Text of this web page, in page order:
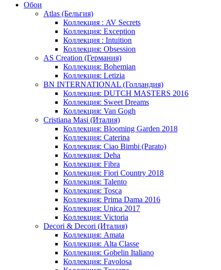
Обои
Atlas (Бельгия)
Коллекция : AV Secrets
Коллекция: Exception
Коллекция : Intuition
Коллекция: Obsession
AS Creation (Германия)
Коллекция: Bohemian
Коллекция: Letizia
BN INTERNATIONAL (Голландия)
Коллекция: DUTCH MASTERS 2016
Коллекция: Sweet Dreams
Коллекция: Van Gogh
Cristiana Masi (Италия)
Коллекция: Blooming Garden 2018
Коллекция: Caterina
Коллекция: Ciao Bimbi (Parato)
Коллекция: Deha
Коллекция: Fibra
Коллекция: Fiori Country 2018
Коллекция: Talento
Коллекция: Tosca
Коллекция: Prima Dama 2016
Коллекция: Unica 2017
Коллекция: Victoria
Decori & Decori (Италия)
Коллекция: Amata
Коллекция: Alta Classe
Коллекция: Gobelin Italiano
Коллекция: Favolosa